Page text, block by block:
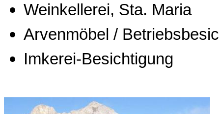
Weinkellerei, Sta. Maria
Arvenmöbel /
Imkerei-Besichtigung